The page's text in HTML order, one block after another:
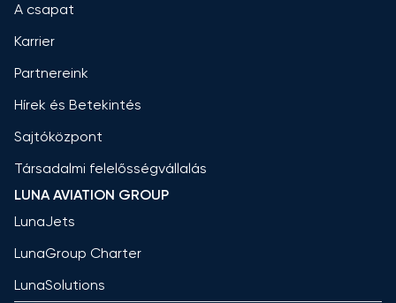
A csapat
Karrier
Partnereink
Hírek és Betekintés
Sajtóközpont
Társadalmi felelősségvállalás
LUNA AVIATION GROUP
LunaJets
LunaGroup Charter
LunaSolutions